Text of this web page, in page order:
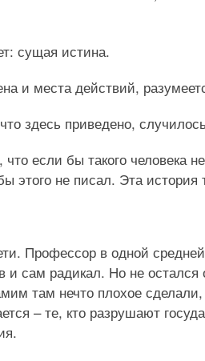
сущая истина.
и места действий,
здесь приведено,
если бы такого человека
этого не писал. Эта история
Профессор в одной
сам радикал. Но не остался
там нечто плохое
– те, кто разрушают